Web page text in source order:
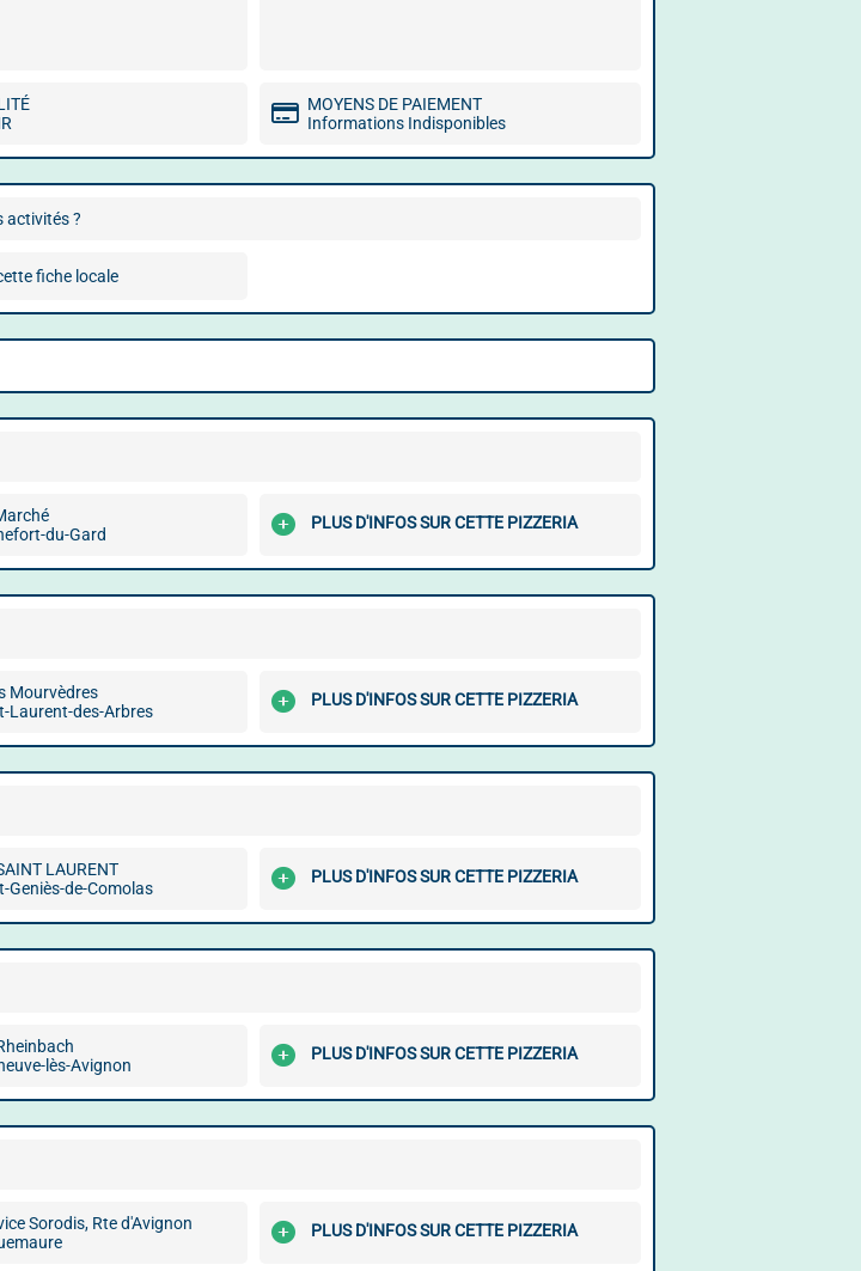
MOYENS DE PAIEMENT
Informations Indisponibles
activités ?
fiche locale
du-Gard
PLUS D'INFOS SUR CETTE PIZZERIA
Mourvèdres
Laurent-des-Arbres
PLUS D'INFOS SUR CETTE PIZZERIA
LAURENT
Geniès-de-Comolas
PLUS D'INFOS SUR CETTE PIZZERIA
lès-Avignon
PLUS D'INFOS SUR CETTE PIZZERIA
Sorodis, Rte d'Avignon
PLUS D'INFOS SUR CETTE PIZZERIA